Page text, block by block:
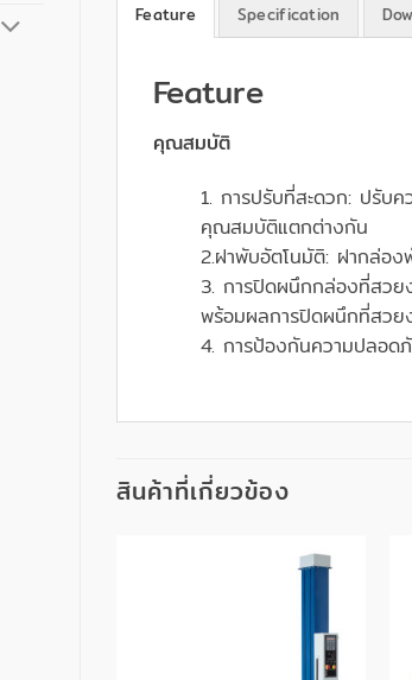
Feature Specification
Feature
คุณสมบัติ
1. การปรับที่สะดวก: ปรับ
คุณสมบัติแตกต่างกัน
2.ฝาพับอัตโนมัติ: ฝากล่อง
3. การปิดผนึกกล่องที่สวย
พร้อมผลการปิดผนึกที่สวย
4. การป้องกันความปลอด
สินค้าที่เกี่ยวข้อง